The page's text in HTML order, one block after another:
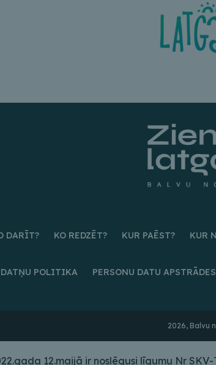
DARĪT? KO REDZĒT? KUR PAĒST? KUR
POLITIKA PERSONU DATU
2026, Balvu
12.maijā ir noslēgusi līgumu Nr